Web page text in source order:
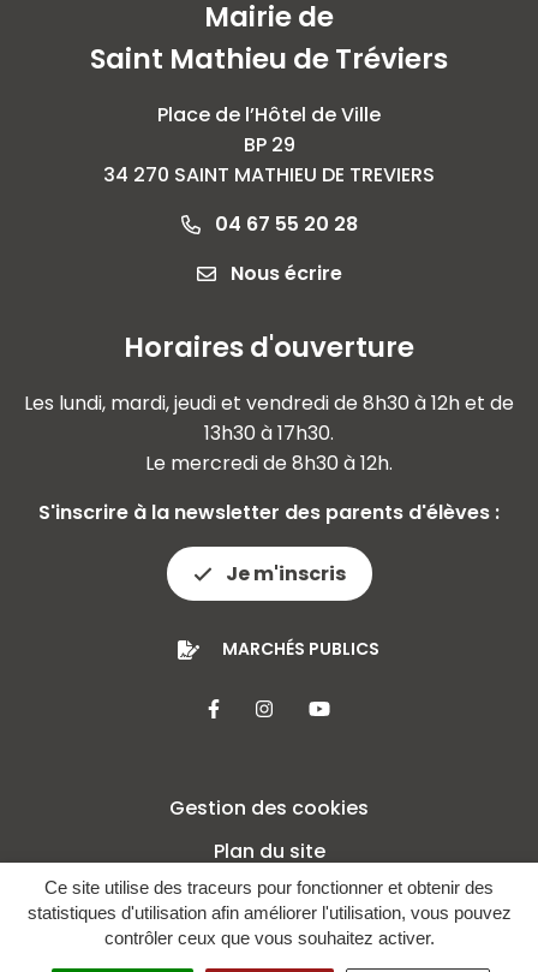
Ce site utilise des traceurs pour fonctionner et obtenir des
statistiques d'utilisation afin améliorer l'utilisation, vous pouvez
contrôler ceux que vous souhaitez activer.
Mairie de
Saint Mathieu de Tréviers
Place de l’Hôtel de Ville
BP 29
34 270 SAINT MATHIEU DE TREVIERS
04 67 55 20 28
Nous écrire
Horaires d'ouverture
Les lundi, mardi, jeudi et vendredi de 8h30 à 12h et de
13h30 à 17h30.
Le mercredi de 8h30 à 12h.
S'inscrire à la newsletter des parents d'élèves :
Je m'inscris
MARCHÉS PUBLICS
Lien vers le compte Facebook
Lien vers le compte
Lien vers la chaîne
Gestion des cookies
Plan du site
Mentions légales
Crédits